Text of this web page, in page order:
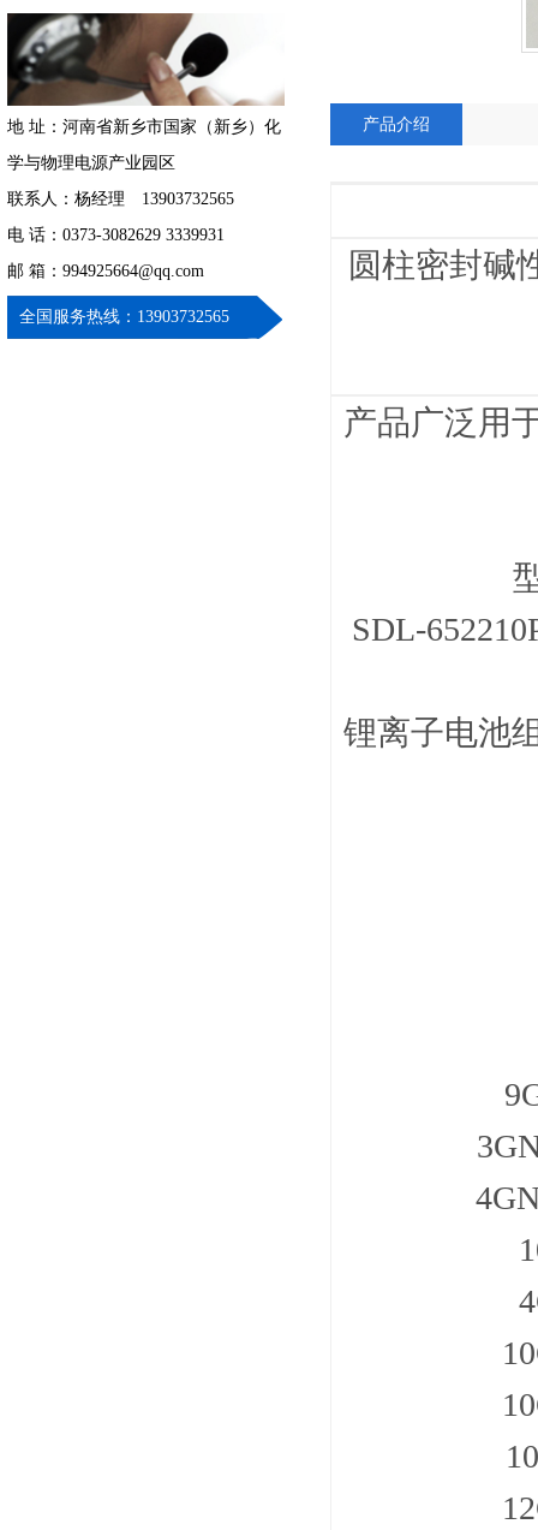
地 址：河南省新乡市国家（新乡）化
学与物理电源产业园区
联系人：杨经理 13903732565
电 话：0373-3082629 3339931
邮 箱：994925664@qq.com
全国服务热线：13903732565
产品介绍
圆柱密封碱
产品广泛用
SDL-
锂离子电池